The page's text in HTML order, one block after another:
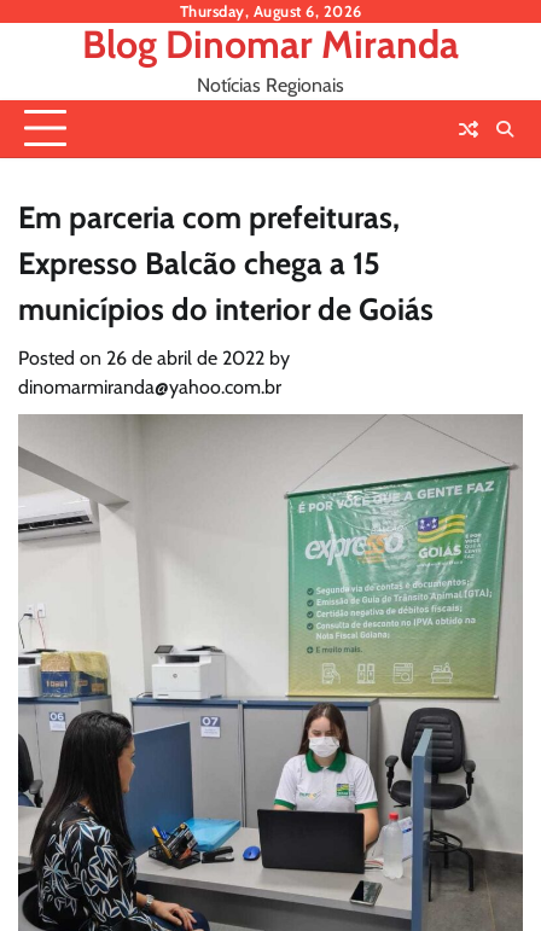
Thursday, August 6, 2026
Blog Dinomar Miranda
Notícias Regionais
Em parceria com prefeituras,
Expresso Balcão chega a 15
municípios do interior de Goiás
Posted on 26 de abril de 2022 by
dinomarmiranda@yahoo.com.br